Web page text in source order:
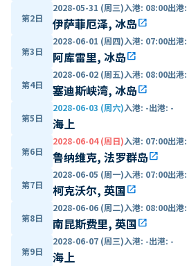
第2日
2028-05-31 (周三)入港: 08:00出港:
伊萨菲厄泽, 冰岛open_in_new
第3日
2028-06-01 (周四)入港: 07:00出港:
阿库雷里, 冰岛open_in_new
第4日
2028-06-02 (周五)入港: 08:00出港:
塞迪斯峡湾, 冰岛open_in_new
第5日
2028-06-03 (周六)入港: -出港: -
海上
第6日
2028-06-04 (周日)入港: 07:00出港:
鲁纳维克, 法罗群岛open_in_new
第7日
2028-06-05 (周一)入港: 07:00出港:
柯克沃尔, 英国open_in_new
第8日
2028-06-06 (周二)入港: 08:00出港:
南昆斯费里, 英国open_in_new
第9日
2028-06-07 (周三)入港: -出港: -
海上